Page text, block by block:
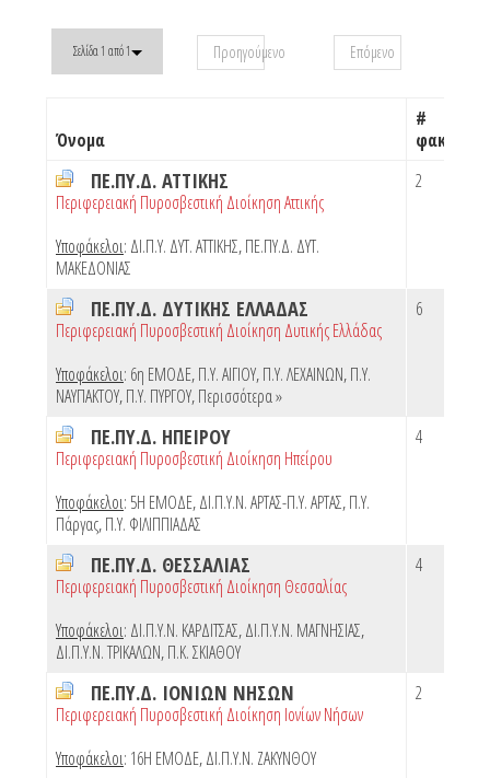
Σελίδα 1 από 1 Προηγούμενο Επόμενο
Όνομα
#
φακέλων
ΠΕ.ΠΥ.Δ. ΑΤΤΙΚΗΣ
Περιφερειακή Πυροσβεστική Διοίκηση Αττικής
Υποφάκελοι: ΔΙ.Π.Υ. ΔΥΤ. ΑΤΤΙΚΗΣ,ΠΕ.ΠΥ.Δ. ΔΥΤ.
ΜΑΚΕΔΟΝΙΑΣ
2
ΠΕ.ΠΥ.Δ. ΔΥΤΙΚΗΣ ΕΛΛΑΔΑΣ
Περιφερειακή Πυροσβεστική Διοίκηση Δυτικής Ελλάδας
Υποφάκελοι: 6η ΕΜΟΔΕ,Π.Υ. ΑΙΓΙΟΥ,Π.Υ. ΛΕΧΑΙΝΩΝ,Π.Υ.
ΝΑΥΠΑΚΤΟΥ,Π.Υ. ΠΥΡΓΟΥ,Περισσότερα »
6
ΠΕ.ΠΥ.Δ. ΗΠΕΙΡΟΥ
Περιφερειακή Πυροσβεστική Διοίκηση Ηπείρου
Υποφάκελοι: 5Η ΕΜΟΔΕ,ΔΙ.Π.Υ.Ν. ΑΡΤΑΣ-Π.Υ. ΑΡΤΑΣ,Π.Υ.
Πάργας,Π.Υ. ΦΙΛΙΠΠΙΑΔΑΣ
4
ΠΕ.ΠΥ.Δ. ΘΕΣΣΑΛΙΑΣ
Περιφερειακή Πυροσβεστική Διοίκηση Θεσσαλίας
Υποφάκελοι: ΔΙ.Π.Υ.Ν. ΚΑΡΔΙΤΣΑΣ,ΔΙ.Π.Υ.Ν. ΜΑΓΝΗΣΙΑΣ,
ΔΙ.Π.Υ.Ν. ΤΡΙΚΑΛΩΝ,Π.Κ. ΣΚΙΑΘΟΥ
4
ΠΕ.ΠΥ.Δ. ΙΟΝΙΩΝ ΝΗΣΩΝ
Περιφερειακή Πυροσβεστική Διοίκηση Ιονίων Νήσων
Υποφάκελοι: 16Η ΕΜΟΔΕ,ΔΙ.Π.Υ.Ν. ΖΑΚΥΝΘΟΥ
2